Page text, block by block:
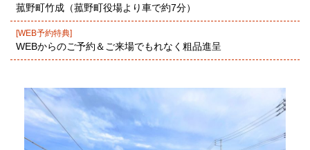
菰野町竹成（菰野町役場より車で約7分）
[WEB予約特典]
WEBからのご予約＆ご来場でもれなく粗品進呈